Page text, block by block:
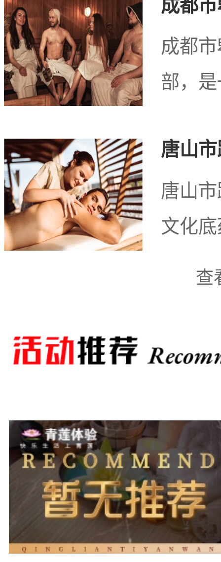
在北京市海淀区，
区域，除了历史的沉淀
畅快舒展身心的桑拿洗
找到多家质优价廉、服
惫旅途或游览之余，尽
客喜爱。进入会所，您
放松的体验。无论是享
巧手下舒缓疲惫，这里
另一家值得推荐的是
成都
成都
部，
唐山
唐山
文化
查